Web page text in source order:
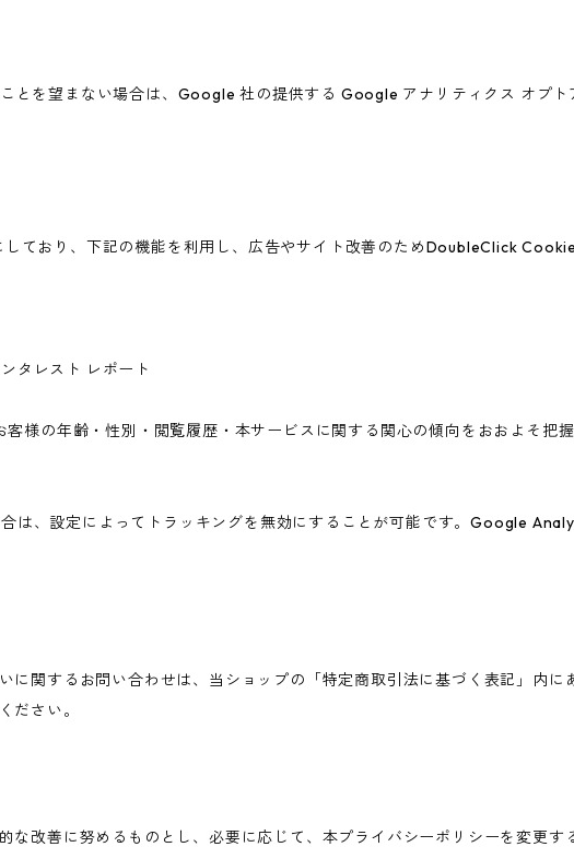
とを望まない場合は、Google 社の提供する Google アナリティクス オプト
ており、下記の機能を利用し、広告やサイト改善のためDoubleClick
タレスト レポート
様の年齢・性別・閲覧履歴・本サービスに関する関心の傾向をおおよそ把
は、設定によってトラッキングを無効にすることが可能です。Google
関するお問い合わせは、当ショップの「特定商取引法に基づく表記」内に
ださい。
改善に努めるものとし、必要に応じて、本プライバシーポリシーを変更す